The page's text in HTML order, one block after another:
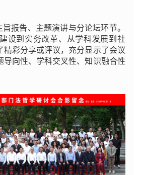
报告、主题演讲与分论坛环节。
设到实务改革、从学科发展到社
精彩分享或评议，充分显示了会议
导向性、学科交叉性、知识融合性